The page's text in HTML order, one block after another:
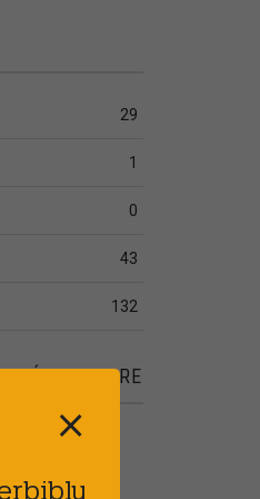
29
1
0
43
132
de sûreté des
⨯